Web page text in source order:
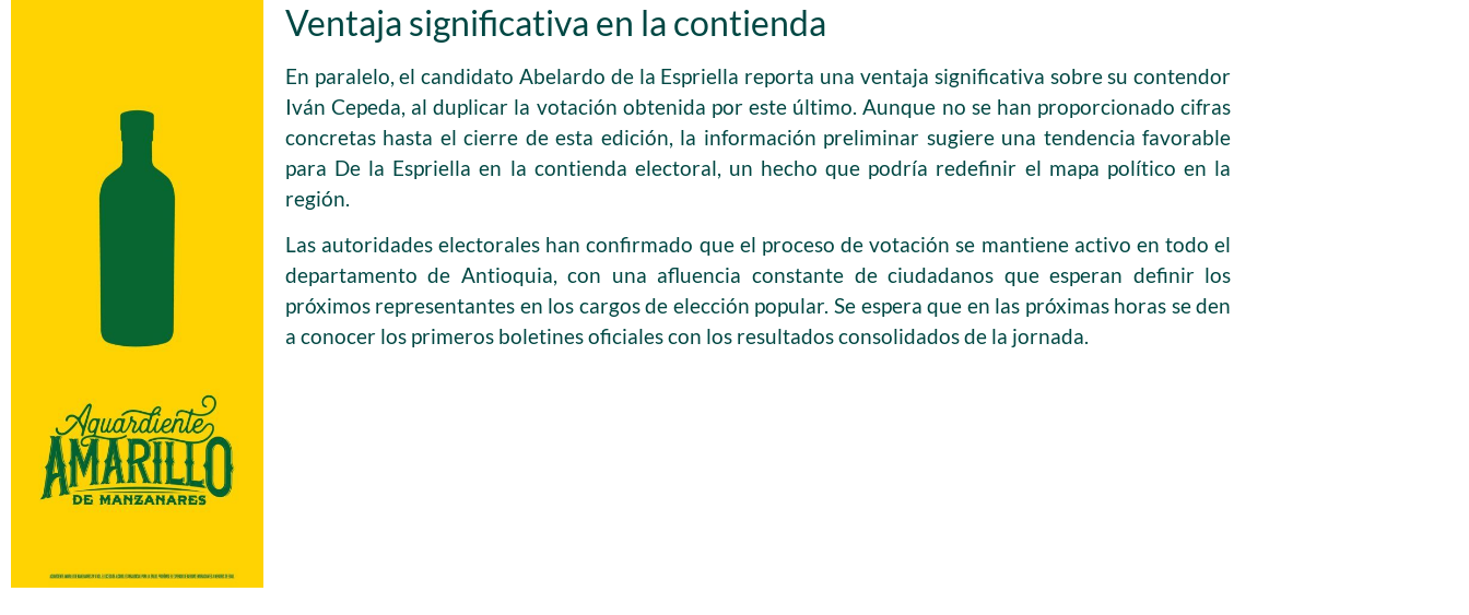
Ventaja significativa en la contienda
En paralelo, el candidato Abelardo de la Espriella reporta una ventaja significativa sobre su contendor
Iván Cepeda, al duplicar la votación obtenida por este último. Aunque no se han proporcionado cifras
concretas hasta el cierre de esta edición, la información preliminar sugiere una tendencia favorable
para De la Espriella en la contienda electoral, un hecho que podría redefinir el mapa político en la
región.
Las autoridades electorales han confirmado que el proceso de votación se mantiene activo en todo el
departamento de Antioquia, con una afluencia constante de ciudadanos que esperan definir los
próximos representantes en los cargos de elección popular. Se espera que en las próximas horas se den
a conocer los primeros boletines oficiales con los resultados consolidados de la jornada.